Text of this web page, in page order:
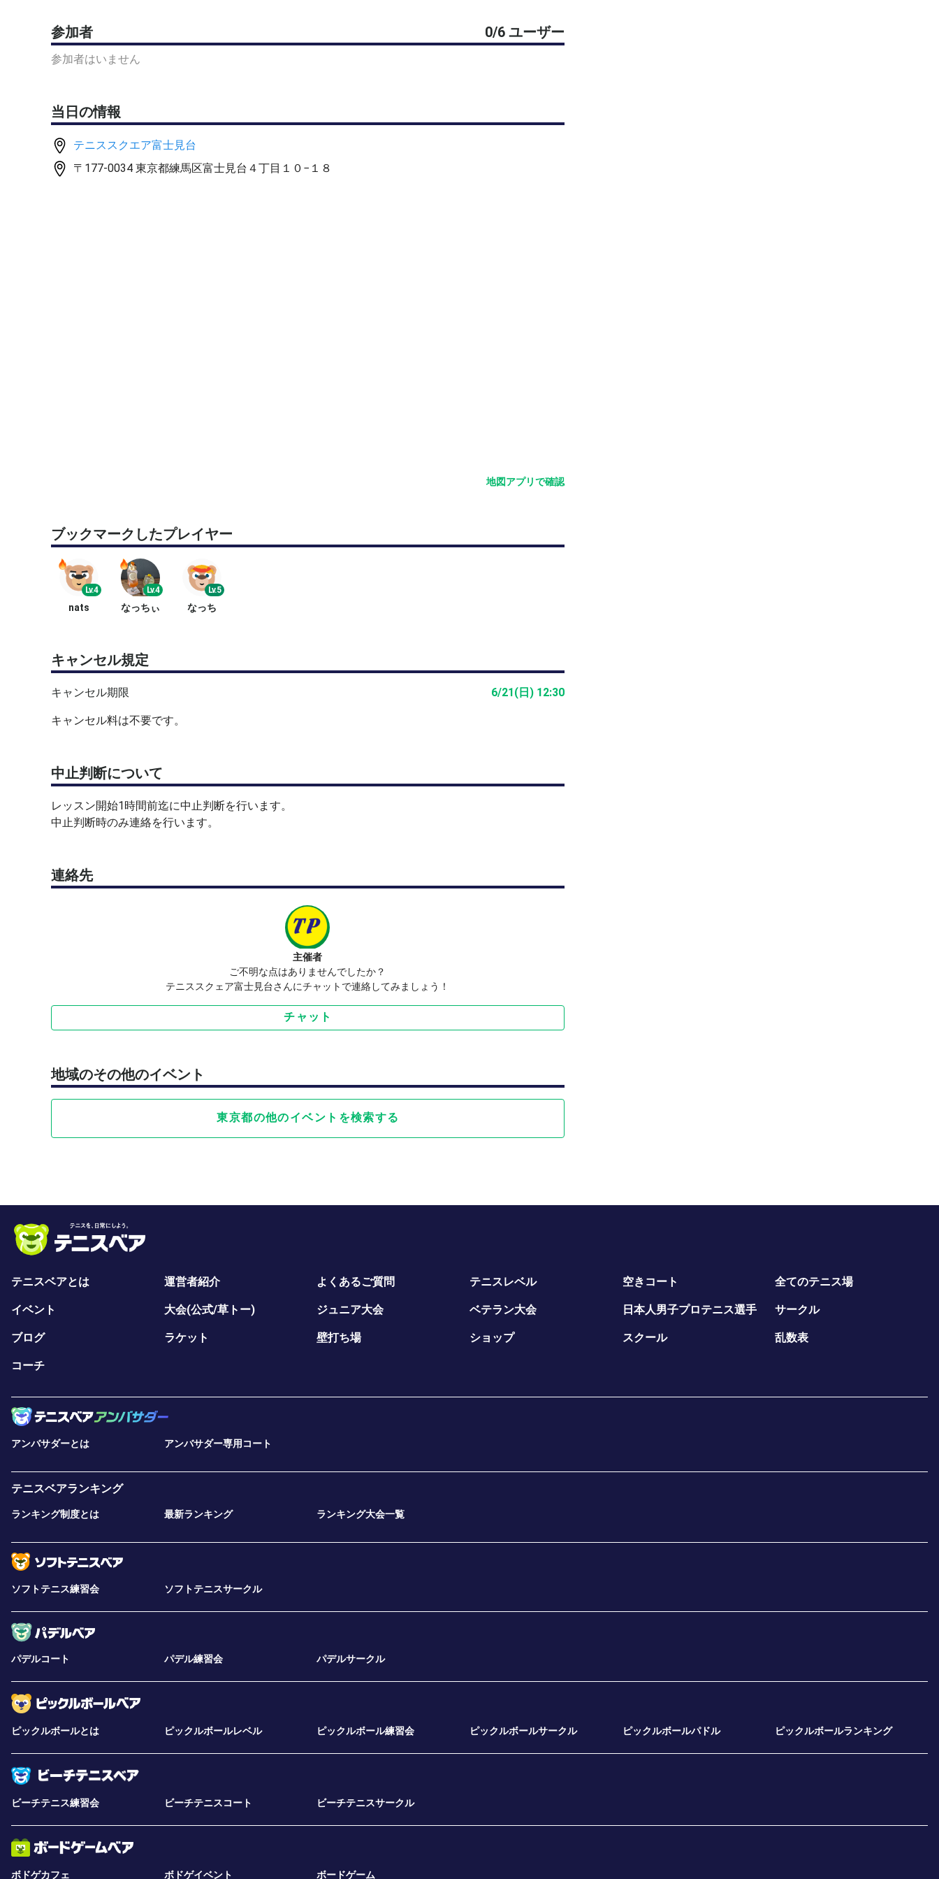
〒177-0034 東京都練馬区富士見台4丁目10-18 富士見台テニスクラブ
コートサーフェス：クレー
担当コーチ：相原コーチ
参加者 0/6 ユーザー
参加者はいません
当日の情報
テニススクエア富士見台
〒177-0034 東京都練馬区富士見台４丁目１０−１８
地図アプリで確認
ブックマークしたプレイヤー
Lv.4
nats
Lv.4
なっちぃ
Lv.5
なっち
キャンセル規定
キャンセル期限 6/21(日) 12:30
キャンセル料は不要です。
中止判断について
レッスン開始1時間前迄に中止判断を行います。
中止判断時のみ連絡を行います。
連絡先
主催者
ご不明な点はありませんでしたか？
テニススクェア富士見台さんにチャットで連絡してみましょう！
チャット
地域のその他のイベント
東京都の他のイベントを検索する
テニスベアとは 運営者紹介 よくあるご質問 テニスレベル 空きコート 全てのテニス場
イベント 大会(公式/草トー) ジュニア大会 ベテラン大会 日本人男子プロテニス選手 サークル
ブログ ラケット 壁打ち場 ショップ スクール 乱数表
コーチ
アンバサダーとは アンバサダー専用コート
テニスベアランキング
ランキング制度とは 最新ランキング ランキング大会一覧
ソフトテニス練習会 ソフトテニスサークル
パデルコート パデル練習会 パデルサークル
ピックルボールとは ピックルボールレベル ピックルボール練習会 ピックルボールサークル ピックルボールパドル ピックルボールランキング
ビーチテニス練習会 ビーチテニスコート ビーチテニスサークル
ボドゲカフェ ボドゲイベント ボードゲーム